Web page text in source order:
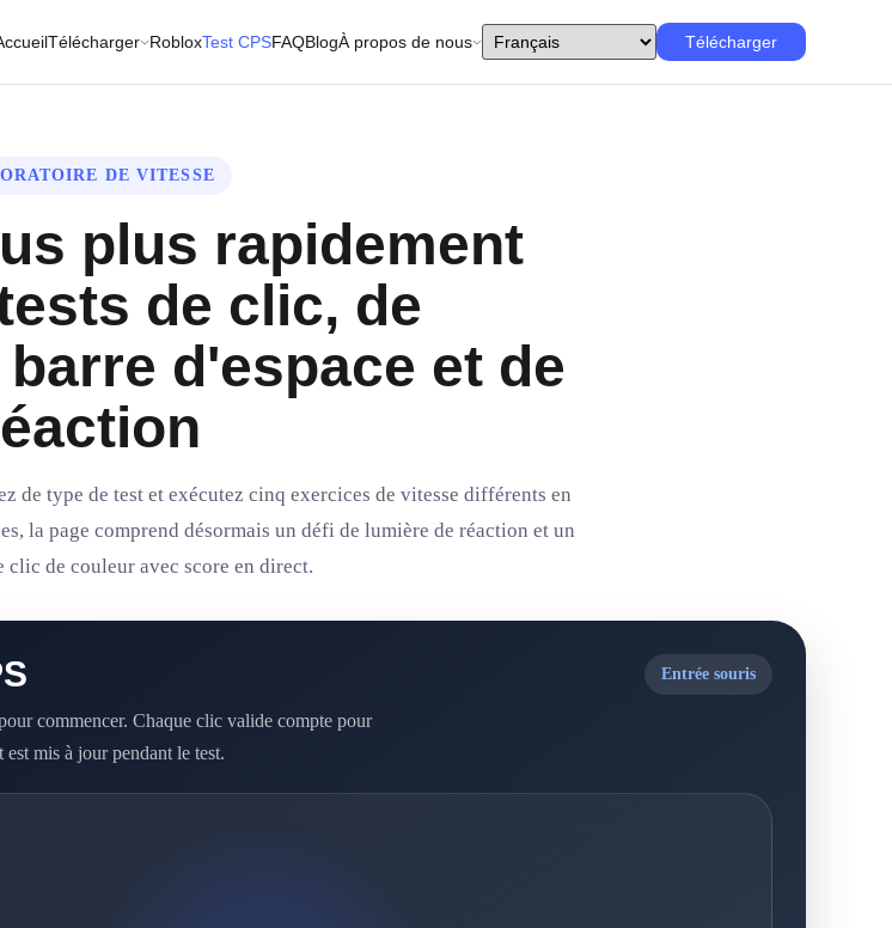
Télécharger RobloxTest CPSFAQBlogÀ propos de nous Télécharger
DE VITESSE
plus rapidement
de clic, de
d'espace et de
de type de test et exécutez cinq exercices de vitesse différents en
la page comprend désormais un défi de lumière de réaction et un
clic de couleur avec score en direct.
commencer. Chaque clic valide compte pour
mis à jour pendant le test.
Entrée souris